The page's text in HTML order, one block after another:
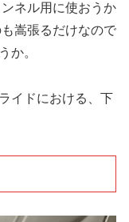
ネル用に使おうか
嵩張るだけなので
か。
イドにおける、下